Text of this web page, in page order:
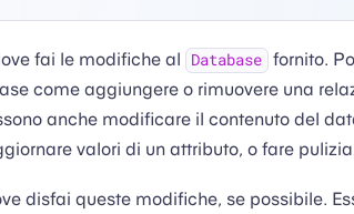
fai le modifiche al Database fornito.
come aggiungere o rimuovere una
anche modificare il contenuto del
valori di un attributo, o fare
disfai queste modifiche, se possibile.